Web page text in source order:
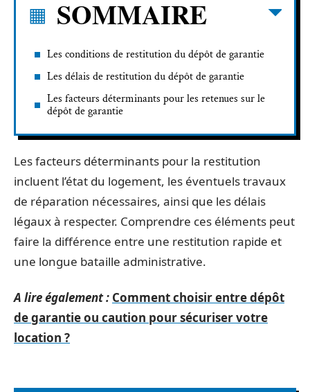
SOMMAIRE
Les conditions de restitution du dépôt de garantie
Les délais de restitution du dépôt de garantie
Les facteurs déterminants pour les retenues sur le
dépôt de garantie
Les facteurs déterminants pour la restitution
incluent l’état du logement, les éventuels travaux
de réparation nécessaires, ainsi que les délais
légaux à respecter. Comprendre ces éléments peut
faire la différence entre une restitution rapide et
une longue bataille administrative.
A lire également : Comment choisir entre dépôt
de garantie ou caution pour sécuriser votre
location ?